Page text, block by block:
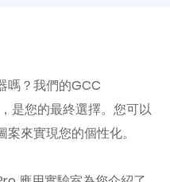
嗎？我們的GCC
是您的最終選擇。您可以
來實現您的個性化。